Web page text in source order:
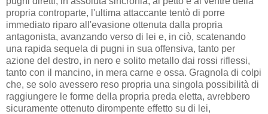
propria controparte, l'ultima attaccante tentò di porre
immediato riparo all'evasione ottenuta dalla propria
antagonista, avanzando verso di lei e, in ciò, scatenando
una rapida sequela di pugni in sua offensiva, tanto per
azione del destro, in nero e solito metallo dai rossi riflessi,
tanto con il mancino, in mera carne e ossa. Gragnola di colpi
che, se solo avessero reso propria una singola possibilità di
raggiungere le forme della propria preda eletta, avrebbero
sicuramente ottenuto dirompente effetto su di lei,